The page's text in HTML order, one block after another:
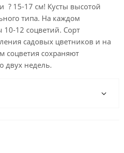
? 15-17 см! Кусты высотой
типа. На каждом
12 соцветий. Сорт
садовых цветников и на
соцветия сохраняют
двух недель.